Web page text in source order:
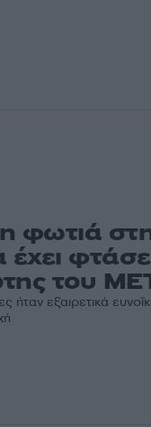
φωτιά
του
ήταν εξαιρετικά